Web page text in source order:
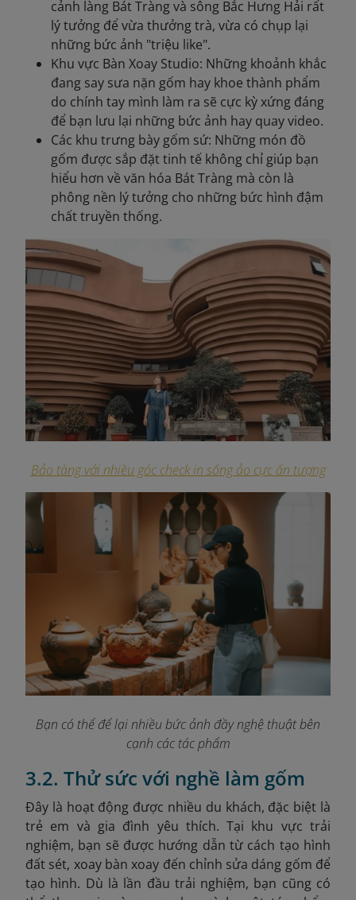
cảnh làng Bát Tràng và sông Bắc Hưng Hải rất
lý tưởng để vừa thưởng trà, vừa có chụp lại
những bức ảnh "triệu like".
Khu vực Bàn Xoay Studio: Những khoảnh khắc
đang say sưa nặn gốm hay khoe thành phẩm
do chính tay mình làm ra sẽ cực kỳ xứng đáng
để bạn lưu lại những bức ảnh hay quay video.
Các khu trưng bày gốm sứ: Những món đồ
gốm được sắp đặt tinh tế không chỉ giúp bạn
hiểu hơn về văn hóa Bát Tràng mà còn là
phông nền lý tưởng cho những bức hình đậm
chất truyền thống.
Bảo tàng với nhiều góc check in sống ảo cực ấn tượng
Bạn có thể để lại nhiều bức ảnh đầy nghệ thuật bên
cạnh các tác phẩm
3.2. Thử sức với nghề làm gốm
Đây là hoạt động được nhiều du khách, đặc biệt là
trẻ em và gia đình yêu thích. Tại khu vực trải
nghiệm, bạn sẽ được hướng dẫn từ cách tạo hình
đất sét, xoay bàn xoay đến chỉnh sửa dáng gốm để
tạo hình. Dù là lần đầu trải nghiệm, bạn cũng có